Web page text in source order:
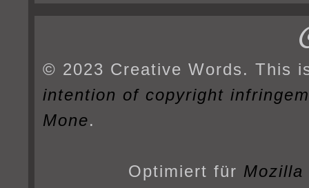
© 2023 Creative Words. This
intention of copyright
Mone.
Optimiert für